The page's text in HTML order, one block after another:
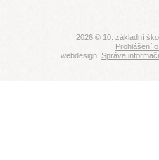
2026 © 10. základní
Prohlášení
webdesign: Správa